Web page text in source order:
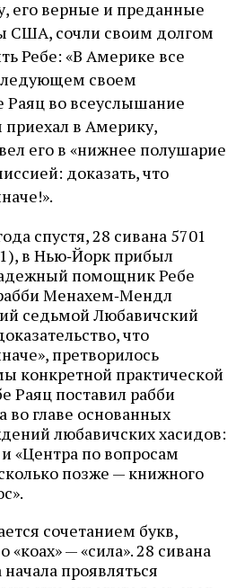
его верные и преданные
США, сочли своим долгом
Ребе: «В Америке все
своем
Раяц во всеуслышание
приехал в Америку,
его в «нижнее полушарие
доказать, что
спустя, 28 сивана 5701
в Нью‑Йорк прибыл
помощник Ребе
Менахем‑Мендл
седьмой Любавичский
что
претворилось
конкретной практической
Раяц поставил рабби
главе основанных
любавичских хасидов:
«Центра по вопросам
позже — книжного
сочетанием букв,
— «сила». 28 сивана
начала проявляться